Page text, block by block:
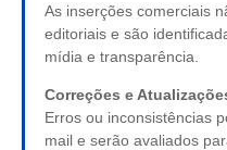
As inserções comerciais
editoriais e são
mídia e transparência.
Correções e
Erros ou inconsistências
mail e serão avaliados